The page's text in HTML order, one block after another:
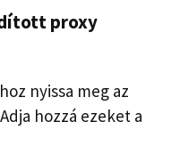
proxy
nyissa meg az
hozzá ezeket a